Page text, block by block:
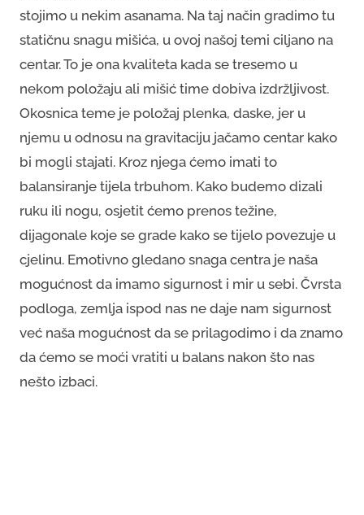
stojimo u nekim asanama. Na taj način gradimo tu
statičnu snagu mišića, u ovoj našoj temi ciljano na
centar. To je ona kvaliteta kada se tresemo u
nekom položaju ali mišić time dobiva izdržljivost.
Okosnica teme je položaj plenka, daske, jer u
njemu u odnosu na gravitaciju jačamo centar kako
bi mogli stajati. Kroz njega ćemo imati to
balansiranje tijela trbuhom. Kako budemo dizali
ruku ili nogu, osjetit ćemo prenos težine,
dijagonale koje se grade kako se tijelo povezuje u
cjelinu. Emotivno gledano snaga centra je naša
mogućnost da imamo sigurnost i mir u sebi. Čvrsta
podloga, zemlja ispod nas ne daje nam sigurnost
već naša mogućnost da se prilagodimo i da znamo
da ćemo se moći vratiti u balans nakon što nas
nešto izbaci.